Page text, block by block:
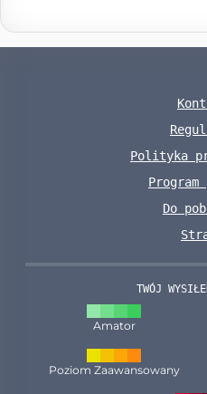
Polityka
Program
Do
TWÓJ
Amator
Poziom Zaawansowany